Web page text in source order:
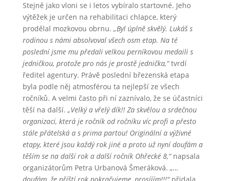
Stejně jako vloni se i letos vybíralo startovné. Jeho
výtěžek je určen na rehabilitaci chlapce, který
prodělal mozkovou obrnu. „Byl úplně skvělý. Lukáš s
rodinou s námi absolvoval všech osm etap. Na té
poslední jsme mu předali velkou perníkovou medaili s
jedničkou, protože pro nás je prostě jednička,“tvrdí
ředitel agentury. Právě poslední březenská etapa
byla podle něj atmosférou ta nejlepší ze všech
ročníků. A velmi často při ní zaznívalo, že se účastníci
těší na další. „Velký a vřelý dík!! Za skvělou a srdečnou
organizaci, která je ročník od ročníku víc profi a přesto
stále přátelská a s prima partou! Originální a výživné
etapy, které jsou každý rok jiné a proto už nyní doufám a
těším se na další rok a další ročník Ohřecké 8,“napsala
organizátorům Petra Urbanová Šmeráková. „…